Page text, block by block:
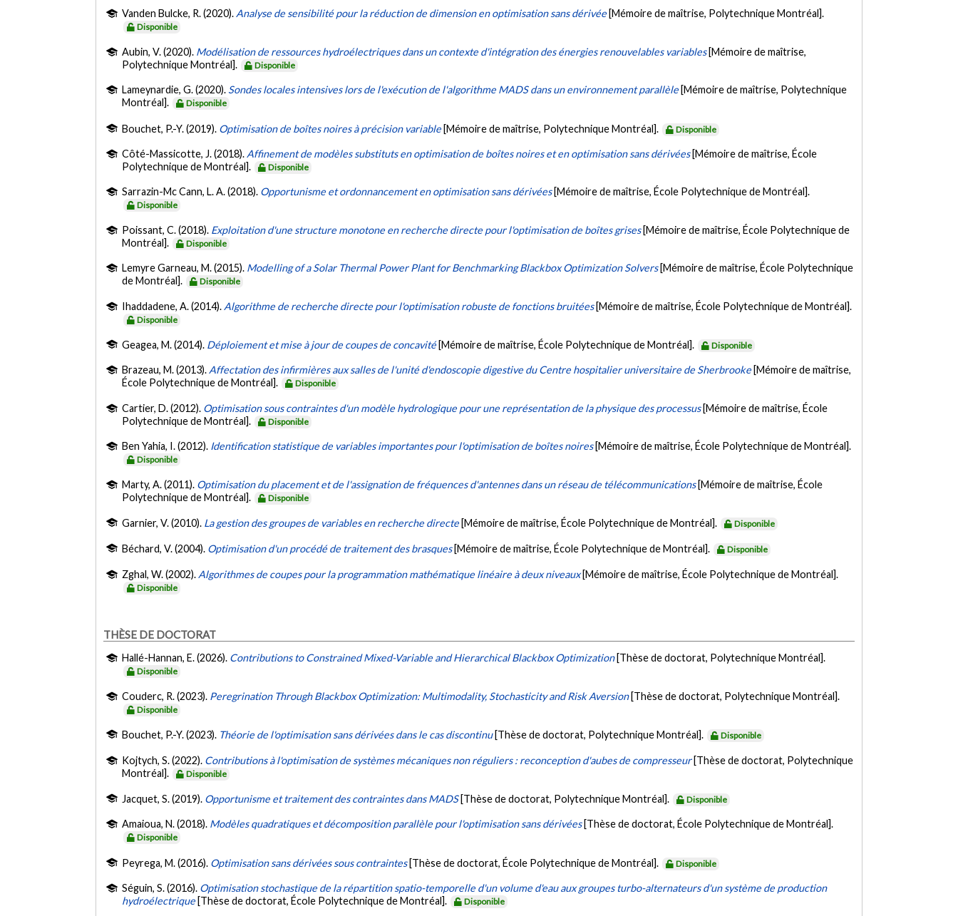
Vanden Bulcke, R. (2020).Analyse de sensibilité pour la réduction de dimension en optimisation sans dérivée [Mémoire de maîtrise, Polytechnique Montréal].
Disponible
Aubin, V. (2020). Modélisation de ressources hydroélectriques dans un contexte d'intégration des énergies renouvelables variables [Mémoire de maîtrise,
Polytechnique Montréal].
Disponible
Lameynardie, G. (2020). Sondes locales intensives lors de l'exécution de l'algorithme MADS dans un environnement parallèle [Mémoire de maîtrise, Polytechnique
Montréal].
Disponible
Bouchet, P.-Y. (2019). Optimisation de boîtes noires à précision variable [Mémoire de maîtrise, Polytechnique Montréal]. Disponible
Côté-Massicotte, J. (2018). Affinement de modèles substituts en optimisation de boîtes noires et en optimisation sans dérivées [Mémoire de maîtrise, École
Polytechnique de Montréal].
Disponible
Sarrazin-Mc Cann, L. A. (2018). Opportunisme et ordonnancement en optimisation sans dérivées [Mémoire de maîtrise, École Polytechnique de Montréal].
Disponible
Poissant, C. (2018). Exploitation d'une structure monotone en recherche directe pour l'optimisation de boîtes grises [Mémoire de maîtrise, École Polytechnique de
Montréal].
Disponible
Lemyre Garneau, M. (2015). Modelling of a Solar Thermal Power Plant for Benchmarking Blackbox Optimization Solvers [Mémoire de maîtrise, École Polytechnique
de Montréal].
Disponible
Ihaddadene, A. (2014). Algorithme de recherche directe pour l'optimisation robuste de fonctions bruitées [Mémoire de maîtrise, École Polytechnique de Montréal].
Disponible
Geagea, M. (2014). Déploiement et mise à jour de coupes de concavité [Mémoire de maîtrise, École Polytechnique de Montréal]. Disponible
Brazeau, M. (2013). Affectation des infirmières aux salles de l'unité d'endoscopie digestive du Centre hospitalier universitaire de Sherbrooke [Mémoire de maîtrise,
École Polytechnique de Montréal].
Disponible
Cartier, D. (2012). Optimisation sous contraintes d'un modèle hydrologique pour une représentation de la physique des processus [Mémoire de maîtrise, École
Polytechnique de Montréal].
Disponible
Ben Yahia, I. (2012). Identification statistique de variables importantes pour l'optimisation de boîtes noires [Mémoire de maîtrise, École Polytechnique de Montréal].
Disponible
Marty, A. (2011). Optimisation du placement et de l'assignation de fréquences d'antennes dans un réseau de télécommunications [Mémoire de maîtrise, École
Polytechnique de Montréal].
Disponible
Garnier, V. (2010). La gestion des groupes de variables en recherche directe [Mémoire de maîtrise, École Polytechnique de Montréal]. Disponible
Béchard, V. (2004). Optimisation d'un procédé de traitement des brasques [Mémoire de maîtrise, École Polytechnique de Montréal]. Disponible
Zghal, W. (2002). Algorithmes de coupes pour la programmation mathématique linéaire à deux niveaux [Mémoire de maîtrise, École Polytechnique de Montréal].
Disponible
THÈSE DE DOCTORAT
Hallé-Hannan, E. (2026). Contributions to Constrained Mixed-Variable and Hierarchical Blackbox Optimization [Thèse de doctorat, Polytechnique Montréal].
Disponible
Couderc, R. (2023). Peregrination Through Blackbox Optimization: Multimodality, Stochasticity and Risk Aversion [Thèse de doctorat, Polytechnique Montréal].
Disponible
Bouchet, P.-Y. (2023). Théorie de l'optimisation sans dérivées dans le cas discontinu [Thèse de doctorat, Polytechnique Montréal]. Disponible
Kojtych, S. (2022). Contributions à l'optimisation de systèmes mécaniques non réguliers : reconception d'aubes de compresseur [Thèse de doctorat, Polytechnique
Montréal].
Disponible
Jacquet, S. (2019). Opportunisme et traitement des contraintes dans MADS [Thèse de doctorat, Polytechnique Montréal]. Disponible
Amaioua, N. (2018). Modèles quadratiques et décomposition parallèle pour l'optimisation sans dérivées [Thèse de doctorat, École Polytechnique de Montréal].
Disponible
Peyrega, M. (2016). Optimisation sans dérivées sous contraintes [Thèse de doctorat, École Polytechnique de Montréal]. Disponible
Séguin, S. (2016). Optimisation stochastique de la répartition spatio-temporelle d'un volume d'eau aux groupes turbo-alternateurs d'un système de production
hydroélectrique [Thèse de doctorat, École Polytechnique de Montréal]. Disponible